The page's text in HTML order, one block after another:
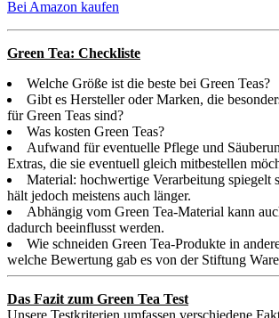
Bei Amazon kaufen
Green Tea: Checkliste
Welche Größe ist die beste bei Green Teas?
Gibt es Hersteller oder Marken, die
für Green Teas sind?
Was kosten Green Teas?
Aufwand für eventuelle Pflege und
Extras, die sie eventuell gleich mitbestellen
Material: hochwertige Verarbeitung spiegelt
hält jedoch meistens auch länger.
Abhängig vom Green Tea-Material kann
dadurch beeinflusst werden.
Wie schneiden Green Tea-Produkte in
welche Bewertung gab es von der Stiftung
Das Fazit zum Green Tea Test
Unsere Testkriterien umfassen verschiedene